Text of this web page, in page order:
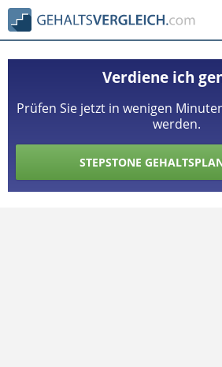
Verdiene ich
Prüfen Sie jetzt in wenigen
werden.
STEPSTONE